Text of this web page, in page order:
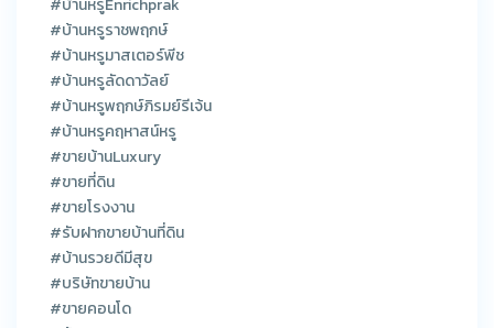
#บ้านหรูราชพฤกษ์
#บ้านหรูมาสเตอร์พีช
#บ้านหรูลัดดาวัลย์
#บ้านหรูพฤกษ์ภิรมย์รีเจ้น
#บ้านหรูคฤหาสน์หรู
#ขายบ้านLuxury
#ขายที่ดิน
#ขายโรงงาน
#รับฝากขายบ้านที่ดิน
#บ้านรวยดีมีสุข
#บริษัทขายบ้าน
#ขายคอนโด